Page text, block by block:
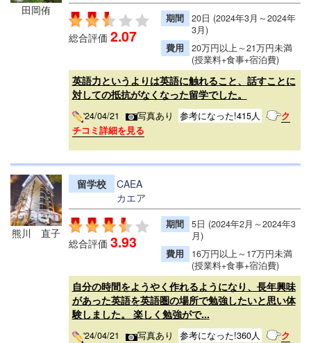
田岡侑
総合評価 2.07
期間
20日 (2024年3月～2024年
3月)
費用
20万円以上～21万円未満
(授業料+食事+宿泊費)
英語力というよりは英語に触れること、話すことに
対しての抵抗がなくなった留学でした。
'24/04/21 写真あり 参考になった!415人
ク
チコミ詳細を見る
熊川 直子
留学校
CAEA
カエア
総合評価 3.93
期間
5日 (2024年2月～2024年3
月)
費用
16万円以上～17万円未満
(授業料+食事+宿泊費)
自分の時間をようやく作れるようになり、長年興味
があった英語を英語圏の場所で勉強したいと思い体
験しました。 楽しく勉強がで...
'24/04/21 写真あり 参考になった!360人
ク